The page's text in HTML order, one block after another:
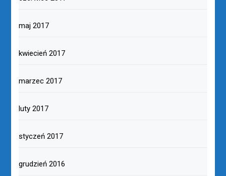
maj 2017
kwiecień 2017
marzec 2017
luty 2017
styczeń 2017
grudzień 2016